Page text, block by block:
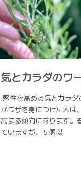
とカラダのワ
感性を高める気とカラ
ワザを身につけた人は
まる傾向にあります。
いますが、５感以